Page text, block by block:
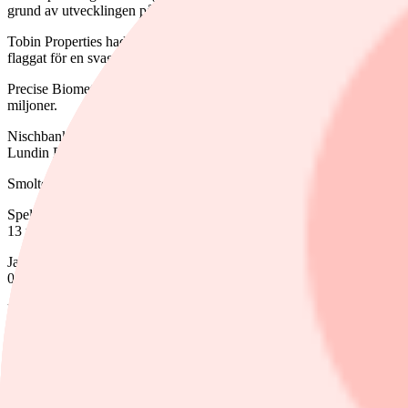
grund av utvecklingen på den brittiska marknaden. Aktien sjönk 3,3
Tobin Properties hade en rörelseförlust på 24 miljoner kronor i
flaggat för en svag utveckling.
Precise Biometrics, som levererar teknik för fingerigenkänning, föll
miljoner.
Nischbanken Collector klättrade 2,7 procent efter att ha redovisat
Lundin Petroleum-avknoppningen IPC var en annan rapportvinnare
Smoltek Nanotech avser genomföra en nyemission på 43 miljoner
Spelutvecklaren Starbreeze, som genomgår en rekonstruktion, har
13 procent kring de nedtryckta nivåer som aktien har befunnit sig vid
Jan Söderberg, vice ordförande i Ratos och storägare i bolaget, har
0,9 miljoner kronor i bolaget. Aktien lyfte 1,8 procent.
Under veckans återstående handelsdagar väntas en lång rad